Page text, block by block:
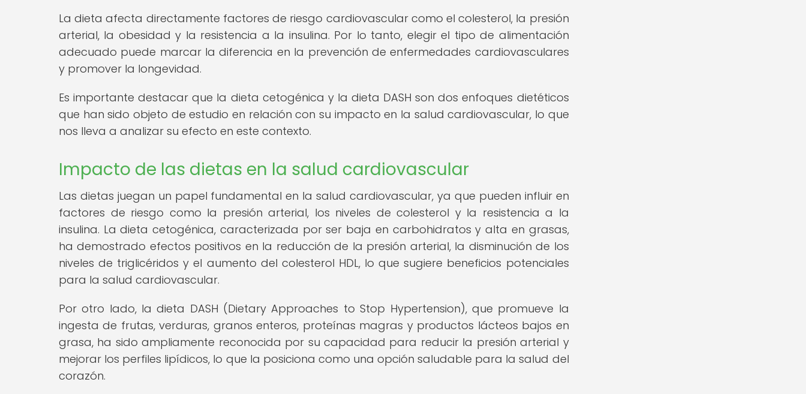
La dieta afecta directamente factores de riesgo cardiovascular como el colesterol, la presión
arterial, la obesidad y la resistencia a la insulina. Por lo tanto, elegir el tipo de alimentación
adecuado puede marcar la diferencia en la prevención de enfermedades cardiovasculares
y promover la longevidad.
Es importante destacar que la dieta cetogénica y la dieta DASH son dos enfoques dietéticos
que han sido objeto de estudio en relación con su impacto en la salud cardiovascular, lo que
nos lleva a analizar su efecto en este contexto.
Impacto de las dietas en la salud cardiovascular
Las dietas juegan un papel fundamental en la salud cardiovascular, ya que pueden influir en
factores de riesgo como la presión arterial, los niveles de colesterol y la resistencia a la
insulina. La dieta cetogénica, caracterizada por ser baja en carbohidratos y alta en grasas,
ha demostrado efectos positivos en la reducción de la presión arterial, la disminución de los
niveles de triglicéridos y el aumento del colesterol HDL, lo que sugiere beneficios potenciales
para la salud cardiovascular.
Por otro lado, la dieta DASH (Dietary Approaches to Stop Hypertension), que promueve la
ingesta de frutas, verduras, granos enteros, proteínas magras y productos lácteos bajos en
grasa, ha sido ampliamente reconocida por su capacidad para reducir la presión arterial y
mejorar los perfiles lipídicos, lo que la posiciona como una opción saludable para la salud del
corazón.